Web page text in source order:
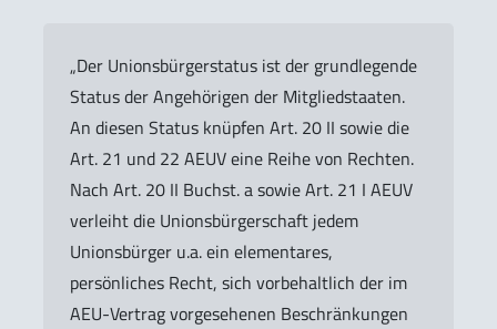
„Der Unionsbürgerstatus ist der grundlegende
Status der Angehörigen der Mitgliedstaaten.
An diesen Status knüpfen Art. 20 II sowie die
Art. 21 und 22 AEUV eine Reihe von Rechten.
Nach Art. 20 II Buchst. a sowie Art. 21 I AEUV
verleiht die Unionsbürgerschaft jedem
Unionsbürger u.a. ein elementares,
persönliches Recht, sich vorbehaltlich der im
AEU-Vertrag vorgesehenen Beschränkungen